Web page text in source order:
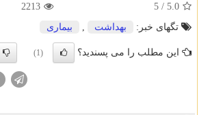
5.0
/
5
2213
تگهای خبر:
بهداشت بیماری
این مطلب را می پسندید؟ (1)